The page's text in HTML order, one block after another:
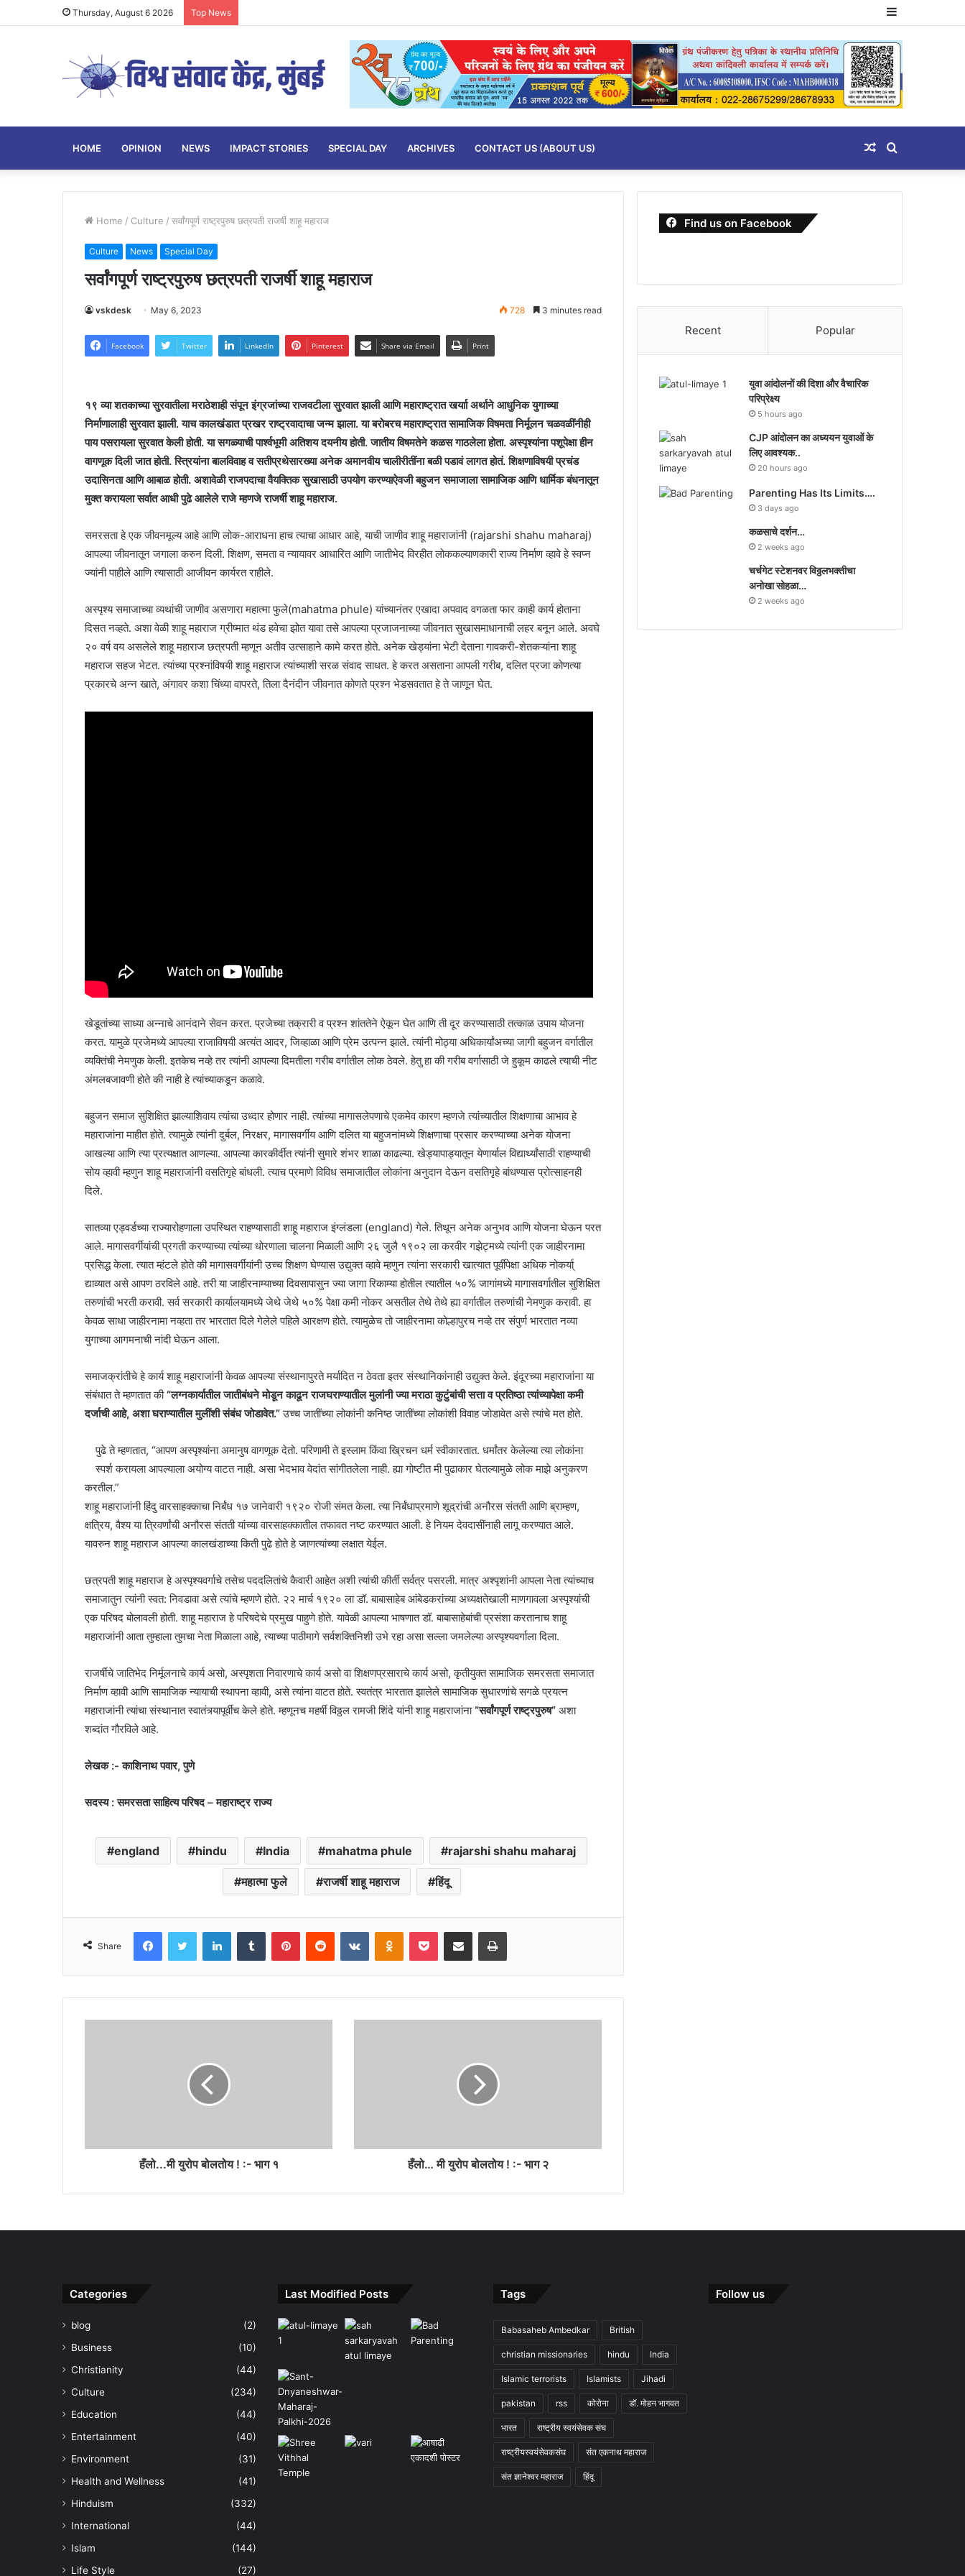
Thursday, August 6 2026 Top News Sidebar
HOME OPINION NEWS IMPACT STORIES SPECIAL DAY ARCHIVES CONTACT US (ABOUT US) Search
for
Random
Article
Home / Culture / सर्वांगपूर्ण राष्ट्रपुरुष छत्रपती राजर्षी शाहू महाराज
Culture News Special Day
सर्वांगपूर्ण राष्ट्रपुरुष छत्रपती राजर्षी शाहू महाराज
vskdesk May 6, 2023 728 3 minutes read
Facebook Twitter LinkedIn Pinterest Share via Email Print
१९ व्या शतकाच्या सुरवातीला मराठेशाही संपून इंग्रजांच्या राजवटीला सुरवात झाली आणि महाराष्ट्रात खर्याा अर्थाने आधुनिक युगाच्या
निर्माणालाही सुरवात झाली. याच कालखंडात प्रखर राष्ट्रवादाचा जन्म झाला. या बरोबरच महाराष्ट्रात सामाजिक विषमता निर्मूलन चळवळींनीही
पाय पसरायला सुरवात केली होती. या सगळ्याची पार्श्वभूमी अतिशय दयनीय होती. जातीय विषमतेने कळस गाठलेला होता. अस्पृश्यांना पशूपेक्षा हीन
वागणूक दिली जात होती. स्त्रियांना बालविवाह व सतीप्रथेसारख्या अनेक अमानवीय चालीरीतींना बळी पडावं लागत होतं. शिक्षणाविषयी प्रचंड
उदासिनता आणि आबाळ होती. अशावेळी राजपदाचा वैयक्तिक सुखासाठी उपयोग करण्याऐवजी बहुजन समाजाला सामाजिक आणि धार्मिक बंधनातून
मुक्त करायला सर्वात आधी पुढे आलेले राजे म्हणजे राजर्षी शाहू महाराज.
समरसता हे एक जीवनमूल्य आहे आणि लोक-आराधना हाच त्याचा आधार आहे, याची जाणीव शाहू महाराजांनी (rajarshi shahu maharaj)
आपल्या जीवनातून जगाला करुन दिली. शिक्षण, समता व न्यायावर आधारित आणि जातीभेद विरहीत लोककल्याणकारी राज्य निर्माण व्हावे हे स्वप्न
ज्यांनी पाहीले आणि त्यासाठी आजीवन कार्यरत राहीले.
अस्पृश्य समाजाच्या व्यथांची जाणीव असणारा महात्मा फुले(mahatma phule) यांच्यानंतर एखादा अपवाद वगळता फार काही कार्य होताना
दिसत नव्हते. अशा वेळी शाहू महाराज ग्रीष्मात थंड हवेचा झोत यावा तसे आपल्या प्रजाजनाच्या जीवनात सुखासमाधानाची लहर बनून आले. अवघे
२० वर्ष वय असलेले शाहू महाराज छत्रपती म्हणून अतीव उत्साहाने कामे करत होते. अनेक खेड्यांना भेटी देताना गावकरी-शेतकऱ्यांना शाहू
महाराज सहज भेटत. त्यांच्या प्रश्नांविषयी शाहू महाराज त्यांच्याशी सरळ संवाद साधत. हे करत असताना आपली गरीब, दलित प्रजा कोणत्या
प्रकारचे अन्न खाते, अंगावर कशा चिंध्या वापरते, तिला दैनंदीन जीवनात कोणते प्रश्न भेडसवतात हे ते जाणून घेत.
खेडूतांच्या साध्या अन्नाचे आनंदाने सेवन करत. प्रजेच्या तक्रारी व प्रश्न शांततेने ऐकून घेत आणि ती दूर करण्यासाठी तत्काळ उपाय योजना
करत. यामुळे प्रजेमध्ये आपल्या राजाविषयी अत्यंत आदर, जिव्हाळा आणि प्रेम उत्पन्न झाले. त्यांनी मोठ्या अधिकार्यांअच्या जागी बहुजन वर्गातील
व्यक्तिंची नेमणुक केली. इतकेच नव्हे तर त्यांनी आपल्या दिमतीला गरीब वर्गातील लोक ठेवले. हेतु हा की गरीब वर्गासाठी जे हुकूम काढले त्याची नीट
अंमलबजावणी होते की नाही हे त्यांच्याकडून कळावे.
बहुजन समाज सुशिक्षित झाल्याशिवाय त्यांचा उध्दार होणार नाही. त्यांच्या मागासलेपणाचे एकमेव कारण म्हणजे त्यांच्यातील शिक्षणाचा आभाव हे
महाराजांना माहीत होते. त्यामुळे त्यांनी दुर्बल, निरक्षर, मागासवर्गीय आणि दलित या बहुजनांमध्ये शिक्षणाचा प्रसार करण्याच्या अनेक योजना
आखल्या आणि त्या प्रत्यक्षात आणल्या. आपल्या कारकीर्दीत त्यांनी सुमारे शंभर शाळा काढल्या. खेड्यापाड्यातून येणार्याल विद्यार्थ्यांसाठी राहण्याची
सोय व्हावी म्हणुन शाहू महाराजांनी वसतिगृहे बांधली. त्याच प्रमाणे विविध समाजातील लोकांना अनुदान देऊन वसतिगृहे बांधण्यास प्रोत्साहनही
दिले.
सातव्या एड्वर्डच्या राज्यारोहणाला उपस्थित राहण्यासाठी शाहू महाराज इंग्लंडला (england) गेले. तिथून अनेक अनुभव आणि योजना घेऊन परत
आले. मागासवर्गीयांची प्रगती करण्याच्या त्यांच्या धोरणाला चालना मिळाली आणि २६ जुलै १९०२ ला करवीर गझेट्मध्ये त्यांनी एक जाहीरनामा
प्रसिद्ध केला. त्यात म्हंटले होते की मागासवर्गीयांनी उच्च शिक्षण घेण्यास उद्युक्त व्हावे म्हणुन त्यांना सरकारी खात्यात पूर्वीपेक्षा अधिक नोकर्या्
द्याव्यात असे आपण ठरविले आहे. तरी या जाहीरनाम्याच्या दिवसापासुन ज्या जागा रिकाम्या होतील त्यातील ५०% जागांमध्ये मागासवर्गातील सुशिक्षित
तरुणांची भरती करावी. सर्व सरकारी कार्यालयामध्ये जेथे जेथे ५०% पेक्षा कमी नोकर असतील तेथे तेथे ह्या वर्गातील तरुणांची नेमणुक करावी. हा
केवळ साधा जाहीरनामा नव्हता तर भारतात दिले गेलेले पहिले आरक्षण होते. त्यामुळेच तो जाहीरनामा कोल्हापुरच नव्हे तर संपुर्ण भारतात नव्या
युगाच्या आगमनाची नांदी घेऊन आला.
समाजक्रांतीचे हे कार्य शाहू महाराजांनी केवळ आपल्या संस्थानापुरते मर्यादित न ठेवता इतर संस्थानिकांनाही उद्युक्त केले. इंदूरच्या महाराजांना या
संबंधात ते म्हणतात की“लग्नकार्यातील जातीबंधने मोडून काढून राजघराण्यातील मुलांनी ज्या मराठा कुटुंबांची सत्ता व प्रतिष्ठा त्यांच्यापेक्षा कमी
दर्जाची आहे, अशा घराण्यातील मुलींशी संबंध जोडावेत.”उच्च जातींच्या लोकांनी कनिष्ठ जातींच्या लोकांशी विवाह जोडावेत असे त्यांचे मत होते.
पुढे ते म्हणतात, “आपण अस्पृश्यांना अमानुष वागणूक देतो. परिणामी ते इस्लाम किंवा ख्रिचन धर्म स्वीकारतात. धर्मांतर केलेल्या त्या लोकांना
स्पर्श करायला आपल्याला अयोग्य वाटत नाही. असा भेदभाव वेदांत सांगीतलेला नाही. ह्या गोष्टीत मी पुढाकार घेतल्यामुळे लोक माझे अनुकरण
करतील.”
शाहू महाराजांनी हिंदु वारसाहक्काचा निर्बंध १७ जानेवारी १९२० रोजी संमत केला. त्या निर्बंधाप्रमाणे शूद्रांची अनौरस संतती आणि ब्राम्हण,
क्षत्रिय, वैश्य या त्रिवर्णांची अनौरस संतती यांच्या वारसाहक्कातील तफावत नष्ट करण्यात आली. हे नियम देवदासींनाही लागू करण्यात आले.
यावरुन शाहू महाराज आपल्या कालखंडाच्या किती पुढे होते हे जाणत्यांच्या लक्षात येईल.
छत्रपती शाहू महाराज हे अस्पृश्यवर्गाचे तसेच पददलितांचे कैवारी आहेत अशी त्यांची कीर्ती सर्वत्र पसरली. मात्र अश्पृशांनी आपला नेता त्यांच्याच
समाजातुन त्यांनी स्वत: निवडावा असे त्यांचे म्हणणे होते. २२ मार्च १९२० ला डॉ. बाबासाहेब आंबेडकरांच्या अध्यक्षतेखाली माणगावला अस्पृश्यांची
एक परिषद बोलावली होती. शाहू महाराज हे परिषदेचे प्रमुख पाहुणे होते. यावेळी आपल्या भाषणात डॉ. बाबासाहेबांची प्रसंशा करतानाच शाहू
महाराजांनी आता तुम्हाला तुमचा नेता मिळाला आहे, त्याच्या पाठीमागे सर्वशक्तिनिशी उभे रहा असा सल्ला जमलेल्या अस्पृश्यवर्गाला दिला.
राजर्षींचे जातिभेद निर्मूलनाचे कार्य असो, अस्पृशता निवारणाचे कार्य असो वा शिक्षणप्रसाराचे कार्य असो, कृतीयुक्त सामाजिक समरसता समाजात
निर्माण व्हावी आणि सामाजिक न्यायाची स्थापना व्हावी, असे त्यांना वाटत होते. स्वतंत्र भारतात झालेले सामाजिक सुधारणांचे सगळे प्रयत्न
महाराजांनी त्यांचा संस्थानात स्वातंत्र्यापूर्वीच केले होते. म्हणूनच महर्षी विठ्ठल रामजी शिंदे यांनी शाहू महाराजांना“सर्वांगपूर्ण राष्ट्रपुरुष” अशा
शब्दांत गौरविले आहे.
लेखक :- काशिनाथ पवार, पुणे
सदस्य : समरसता साहित्य परिषद – महाराष्ट्र राज्य
england hindu India mahatma phule rajarshi shahu maharaj
महात्मा फुले राजर्षी शाहू महाराज हिंदू
Share
FacebookTwitter LinkedInTumblr PinterestReddit VKontakteOdnoklassniki
Pocket Share via Email Print
हँलो...मी युरोप बोलतोय ! :- भाग १ हँलो… मी युरोप बोलतोय ! :- भाग २
Find us on Facebook
Recent Popular
युवा आंदोलनों की दिशा और वैचारिक
परिप्रेक्ष्य
5 hours ago
CJP आंदोलन का अध्ययन युवाओं के
लिए आवश्यक..
20 hours ago
Parenting Has Its Limits….
3 days ago
कळसाचे दर्शन…
2 weeks ago
चर्चगेट स्टेशनवर विठ्ठलभक्तीचा
अनोखा सोहळा…
2 weeks ago
Categories
blog
(2)
Business
(10)
Christianity
(44)
Culture
(234)
Education
(44)
Entertainment
(40)
Environment
(31)
Health and Wellness
(41)
Hinduism
(332)
International
(44)
Islam
(144)
Life Style
(27)
Last Modified Posts Tags
Babasaheb Ambedkar British
christian missionaries hindu India
Islamic terrorists Islamists Jihadi
pakistan rss कोरोना डॉ. मोहन भागवत
भारत राष्ट्रीय स्वयंसेवक संघ
राष्ट्रीयस्वयंसेवकसंघ संत एकनाथ महाराज
संत ज्ञानेश्वर महाराज हिंदू
Follow us